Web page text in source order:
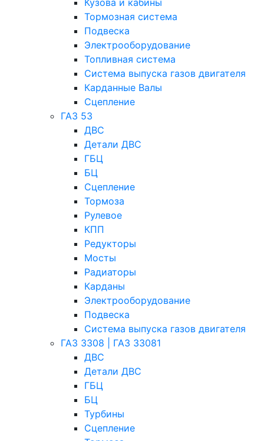
Тормозная система
Подвеска
Электрооборудование
Топливная система
Система выпуска газов двигателя
Карданные Валы
Сцепление
ГАЗ 53
ДВС
Детали ДВС
ГБЦ
БЦ
Сцепление
Тормоза
Рулевое
КПП
Редукторы
Мосты
Радиаторы
Карданы
Электрооборудование
Подвеска
Система выпуска газов двигателя
ГАЗ 3308 | ГАЗ 33081
ДВС
Детали ДВС
ГБЦ
БЦ
Турбины
Сцепление